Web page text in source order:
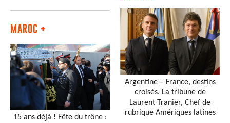
MAROC +
15 ans déjà ! Fête du trône :
Argentine – France, destins
croisés. La tribune de
Laurent Tranier, Chef de
rubrique Amériques latines